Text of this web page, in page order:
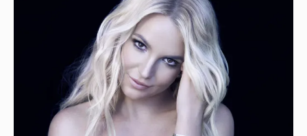
"Я ангел, и это больно". Бритни Спирс
раскритиковала родителей, шоу-бизнес и
себя — за то, что "провалилась как мать"